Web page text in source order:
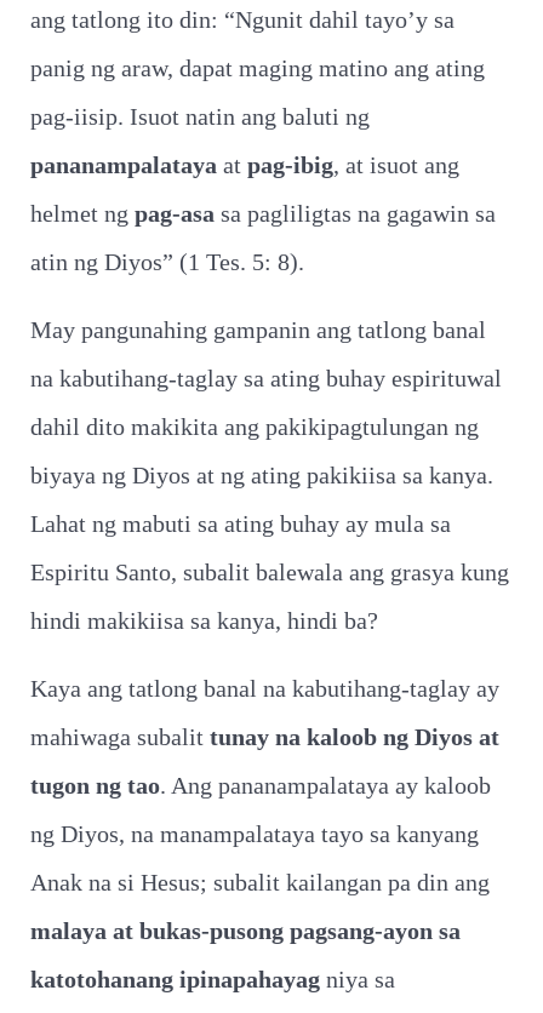
ang tatlong ito din: “Ngunit dahil tayo’y sa
panig ng araw, dapat maging matino ang ating
pag-iisip. Isuot natin ang baluti ng
pananampalataya at pag-ibig, at isuot ang
helmet ng pag-asa sa pagliligtas na gagawin sa
atin ng Diyos” (1 Tes. 5: 8).
May pangunahing gampanin ang tatlong banal
na kabutihang-taglay sa ating buhay espirituwal
dahil dito makikita ang pakikipagtulungan ng
biyaya ng Diyos at ng ating pakikiisa sa kanya.
Lahat ng mabuti sa ating buhay ay mula sa
Espiritu Santo, subalit balewala ang grasya kung
hindi makikiisa sa kanya, hindi ba?
Kaya ang tatlong banal na kabutihang-taglay ay
mahiwaga subalit tunay na kaloob ng Diyos at
tugon ng tao. Ang pananampalataya ay kaloob
ng Diyos, na manampalataya tayo sa kanyang
Anak na si Hesus; subalit kailangan pa din ang
malaya at bukas-pusong pagsang-ayon sa
katotohanang ipinapahayag niya sa